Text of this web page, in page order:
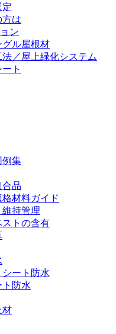
定
方は
ン
ル屋根材
／屋上緑化システム
ト
例集
合品
材料ガイド
維持管理
ストの含有
ート防水
防水
材